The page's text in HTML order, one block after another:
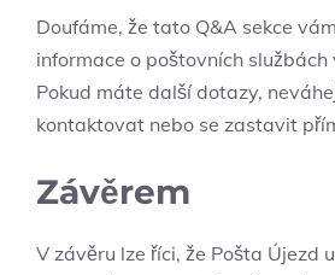
Doufáme, že tato Q&A sekce
informace o poštovních službách
Pokud máte další dotazy,
kontaktovat nebo se zastavit
Závěrem
V závěru lze říci, že Pošta Újezd